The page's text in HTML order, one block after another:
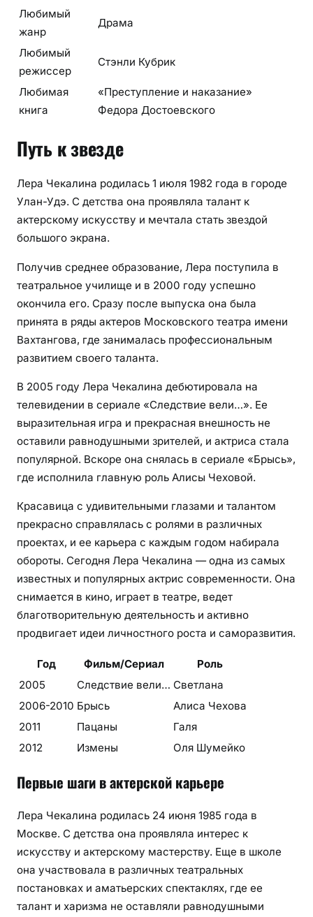
Любимый
жанр
Драма
Любимый
режиссер
Стэнли Кубрик
Любимая
книга
«Преступление и наказание»
Федора Достоевского
Путь к звезде
Лера Чекалина родилась 1 июля 1982 года в городе
Улан-Удэ. С детства она проявляла талант к
актерскому искусству и мечтала стать звездой
большого экрана.
Получив среднее образование, Лера поступила в
театральное училище и в 2000 году успешно
окончила его. Сразу после выпуска она была
принята в ряды актеров Московского театра имени
Вахтангова, где занималась профессиональным
развитием своего таланта.
В 2005 году Лера Чекалина дебютировала на
телевидении в сериале «Следствие вели…». Ее
выразительная игра и прекрасная внешность не
оставили равнодушными зрителей, и актриса стала
популярной. Вскоре она снялась в сериале «Брысь»,
где исполнила главную роль Алисы Чеховой.
Красавица с удивительными глазами и талантом
прекрасно справлялась с ролями в различных
проектах, и ее карьера с каждым годом набирала
обороты. Сегодня Лера Чекалина — одна из самых
известных и популярных актрис современности. Она
снимается в кино, играет в театре, ведет
благотворительную деятельность и активно
продвигает идеи личностного роста и саморазвития.
Год Фильм/Сериал
Роль
2005
Следствие вели… Светлана
2006-2010 Брысь
Алиса Чехова
2011
Пацаны
Галя
2012
Измены Оля Шумейко
Первые шаги в актерской карьере
Лера Чекалина родилась 24 июня 1985 года в
Москве. С детства она проявляла интерес к
искусству и актерскому мастерству. Еще в школе
она участвовала в различных театральных
постановках и аматьерских спектаклях, где ее
талант и харизма не оставляли равнодушными